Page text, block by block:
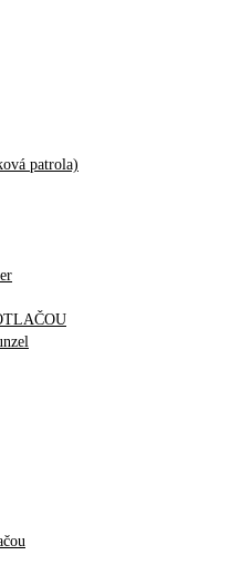
patrola)